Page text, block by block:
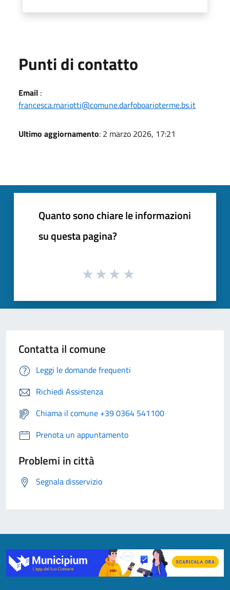
Punti di contatto
Email :
francesca.mariotti@comune.darfoboarioterme.bs.it
Ultimo aggiornamento: 2 marzo 2026, 17:21
Quanto sono chiare le informazioni
su questa pagina?
Contatta il comune
Leggi le domande frequenti
Richiedi Assistenza
Chiama il comune +39 0364 541100
Prenota un appuntamento
Problemi in città
Segnala disservizio